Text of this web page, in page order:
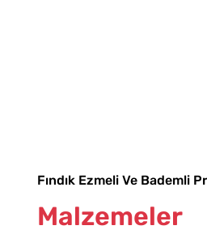
Fındık Ezmeli Ve Bademli
Malzemeler